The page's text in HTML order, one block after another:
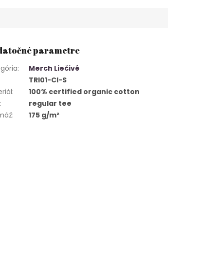
parametre
:
Merch Liečivé
TRI01-CI-S
:
100% certified organic cotton
:
regular tee
: 175 g/m²